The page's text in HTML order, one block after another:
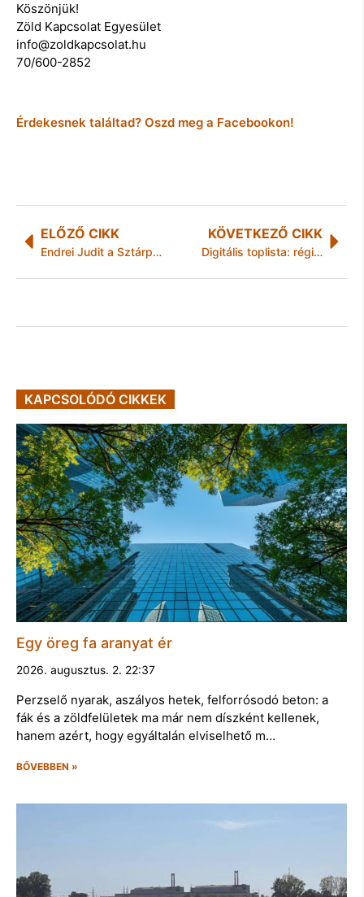
Köszönjük!
Zöld Kapcsolat Egyesület
info@zoldkapcsolat.hu
70/600-2852
Érdekesnek találtad? Oszd meg a Facebookon!
ELŐZŐ CIKK
Endrei Judit a Sztárportréban!
KÖVETKEZŐ CIKK
Digitális toplista: régiós játékosok lettek a hazai e-kereskedők
KAPCSOLÓDÓ CIKKEK
Egy öreg fa aranyat ér
2026. augusztus. 2. 22:37
Perzselő nyarak, aszályos hetek, felforrósodó beton: a
fák és a zöldfelületek ma már nem díszként kellenek,
hanem azért, hogy egyáltalán elviselhető m…
BŐVEBBEN »